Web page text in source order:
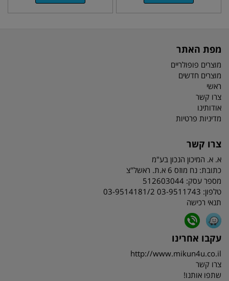
מפת האתר
מוצרים פופולריים
מוצרים חדשים
ראשי
צרו קשר
אודותינו
מדיניות פרטיות
צרו קשר
א. א. המיכון הנכון בע"מ
כתובת: נח מוזס 6 א.ת. ראשל"צ
מספר עסק: 512603044
טלפון: 03-9511743 03-9514181/2
תנאי רכישה
עקבו אחרינו
http://www.mikun4u.co.il
צרו קשר
שתפו אותנו!